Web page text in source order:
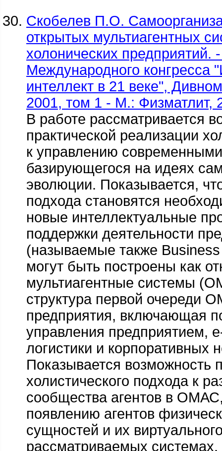
Скобелев П.О.
открытых мультиагентных
холонических предприятий.
Международного конгресса
интеллект в 21 веке",
2001, том 1 - М.: Физматлит,
В работе рассматривается
практической реализации
к управлению
базирующегося на идеях
эволюции. Показывается,
подхода становятся
новые интеллектуальные
поддержки деятельности
(называемые также
могут быть построены как
мультиагентные системы
структура первой очереди
предприятия, включающая
управления предприятием,
логистики и корпоративных
Показывается возможность
холистического подхода к
сообщества агентов в
появлению агентов
сущностей и их
рассматриваемых системах.